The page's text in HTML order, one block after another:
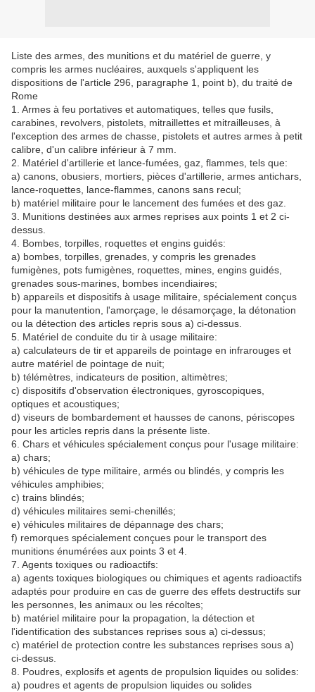
Liste des armes, des munitions et du matériel de guerre, y
compris les armes nucléaires, auxquels s'appliquent les
dispositions de l'article 296, paragraphe 1, point b), du traité de
Rome
1. Armes à feu portatives et automatiques, telles que fusils,
carabines, revolvers, pistolets, mitraillettes et mitrailleuses, à
l'exception des armes de chasse, pistolets et autres armes à petit
calibre, d'un calibre inférieur à 7 mm.
2. Matériel d'artillerie et lance-fumées, gaz, flammes, tels que:
a) canons, obusiers, mortiers, pièces d'artillerie, armes antichars,
lance-roquettes, lance-flammes, canons sans recul;
b) matériel militaire pour le lancement des fumées et des gaz.
3. Munitions destinées aux armes reprises aux points 1 et 2 ci-
dessus.
4. Bombes, torpilles, roquettes et engins guidés:
a) bombes, torpilles, grenades, y compris les grenades
fumigènes, pots fumigènes, roquettes, mines, engins guidés,
grenades sous-marines, bombes incendiaires;
b) appareils et dispositifs à usage militaire, spécialement conçus
pour la manutention, l'amorçage, le désamorçage, la détonation
ou la détection des articles repris sous a) ci-dessus.
5. Matériel de conduite du tir à usage militaire:
a) calculateurs de tir et appareils de pointage en infrarouges et
autre matériel de pointage de nuit;
b) télémètres, indicateurs de position, altimètres;
c) dispositifs d'observation électroniques, gyroscopiques,
optiques et acoustiques;
d) viseurs de bombardement et hausses de canons, périscopes
pour les articles repris dans la présente liste.
6. Chars et véhicules spécialement conçus pour l'usage militaire:
a) chars;
b) véhicules de type militaire, armés ou blindés, y compris les
véhicules amphibies;
c) trains blindés;
d) véhicules militaires semi-chenillés;
e) véhicules militaires de dépannage des chars;
f) remorques spécialement conçues pour le transport des
munitions énumérées aux points 3 et 4.
7. Agents toxiques ou radioactifs:
a) agents toxiques biologiques ou chimiques et agents radioactifs
adaptés pour produire en cas de guerre des effets destructifs sur
les personnes, les animaux ou les récoltes;
b) matériel militaire pour la propagation, la détection et
l'identification des substances reprises sous a) ci-dessus;
c) matériel de protection contre les substances reprises sous a)
ci-dessus.
8. Poudres, explosifs et agents de propulsion liquides ou solides:
a) poudres et agents de propulsion liquides ou solides